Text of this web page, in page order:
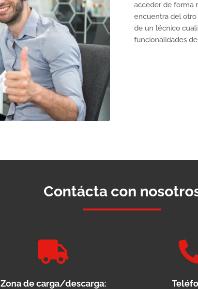
acceder de forma
encuentra del otro
de un técnico
funcionalidades
Contácta con

Zona de carga/descarga: